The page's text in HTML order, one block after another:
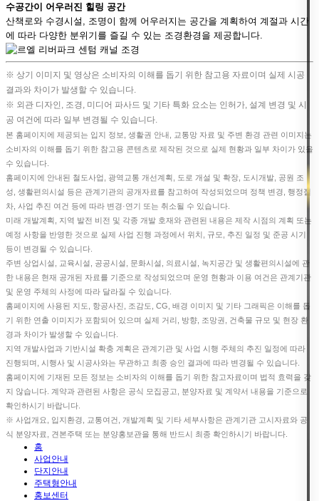
수공간이 어우러진 힐링 공간
산책로와 수경시설, 조명이 함께 어우러지는 공간을 계획하여 계절과 시간
에 따라 다양한 분위기를 즐길 수 있는 조경환경을 제공합니다.
※ 상기 이미지 및 영상은 소비자의 이해를 돕기 위한 참고용 자료이며 실제 시공
결과와 차이가 발생할 수 있습니다.
※ 외관 디자인, 조경, 미디어 파사드 및 기타 특화 요소는 인허가, 설계 변경 및 시
공 여건에 따라 일부 변경될 수 있습니다.
본 홈페이지에 제공되는 입지 정보, 생활권 안내, 교통망 자료 및 주변 환경 관련 이미지는
소비자의 이해를 돕기 위한 참고용 콘텐츠로 제작된 것으로 실제 현황과 일부 차이가 있을
수 있습니다.
홈페이지에 안내된 철도사업, 광역교통 개선계획, 도로 개설 및 확장, 도시개발, 공원 조
성, 생활편의시설 등은 관계기관의 공개자료를 참고하여 작성되었으며 정책 변경, 행정절
차, 사업 추진 여건 등에 따라 변경·연기 또는 취소될 수 있습니다.
미래 개발계획, 지역 발전 비전 및 각종 개발 호재와 관련된 내용은 제작 시점의 계획 또는
예정 사항을 반영한 것으로 실제 사업 진행 과정에서 위치, 규모, 추진 일정 및 준공 시기
등이 변경될 수 있습니다.
주변 상업시설, 교육시설, 공공시설, 문화시설, 의료시설, 녹지공간 및 생활편의시설에 관
한 내용은 현재 공개된 자료를 기준으로 작성되었으며 운영 현황과 이용 여건은 관계기관
및 운영 주체의 사정에 따라 달라질 수 있습니다.
홈페이지에 사용된 지도, 항공사진, 조감도, CG, 배경 이미지 및 기타 그래픽은 이해를 돕
기 위한 연출 이미지가 포함되어 있으며 실제 거리, 방향, 조망권, 건축물 규모 및 현장 환
경과 차이가 발생할 수 있습니다.
지역 개발사업과 기반시설 확충 계획은 관계기관 및 사업 시행 주체의 추진 일정에 따라
진행되며, 시행사 및 시공사와는 무관하고 최종 승인 결과에 따라 변경될 수 있습니다.
홈페이지에 기재된 모든 정보는 소비자의 이해를 돕기 위한 참고자료이며 법적 효력을 갖
지 않습니다. 계약과 관련된 사항은 공식 모집공고, 분양자료 및 계약서 내용을 기준으로
확인하시기 바랍니다.
※ 사업개요, 입지환경, 교통여건, 개발계획 및 기타 세부사항은 관계기관 고시자료와 공
식 분양자료, 견본주택 또는 분양홍보관을 통해 반드시 최종 확인하시기 바랍니다.
홈
사업안내
단지안내
주택형안내
홍보센터